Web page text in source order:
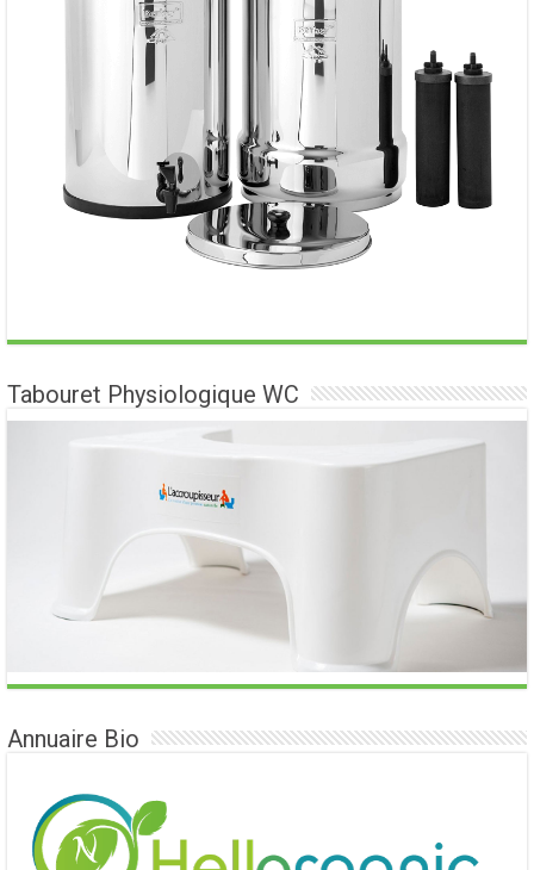
Tabouret Physiologique WC
Annuaire Bio